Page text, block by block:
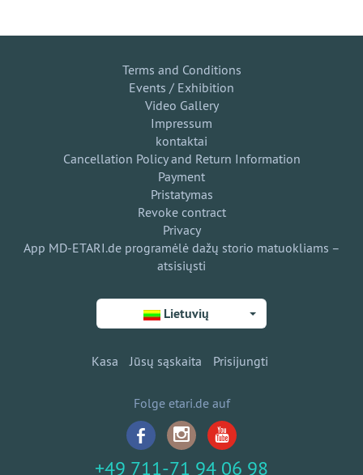
Terms and Conditions
Events / Exhibition
Video Gallery
Impressum
kontaktai
Cancellation Policy and Return Information
Payment
Pristatymas
Revoke contract
Privacy
App MD-ETARI.de programėlė dažų storio matuokliams –
atsisiųsti
Lietuvių
Kasa Jūsų sąskaita Prisijungti
Folge etari.de auf
+49 711-71 94 06 98